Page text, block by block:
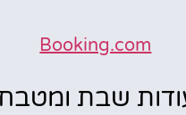
Booking.com
שבת